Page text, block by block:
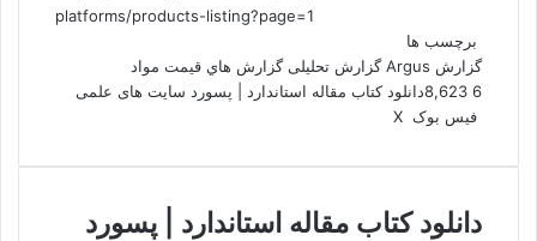
platforms/products-listing?page=1
برچسب ها
گزارش Argus
گزارش تحلیلی گزارش هاي قيمت مواد
دانلود کتاب مقاله استاندارد | پسورد سایت های علمی
6
فیس بوک X
از
دانلود کتاب مقاله استاندارد | پسورد